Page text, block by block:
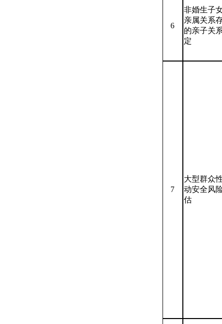
6
非婚生子
亲属关系
的亲子关
定
7
大型群众
动安全风
估